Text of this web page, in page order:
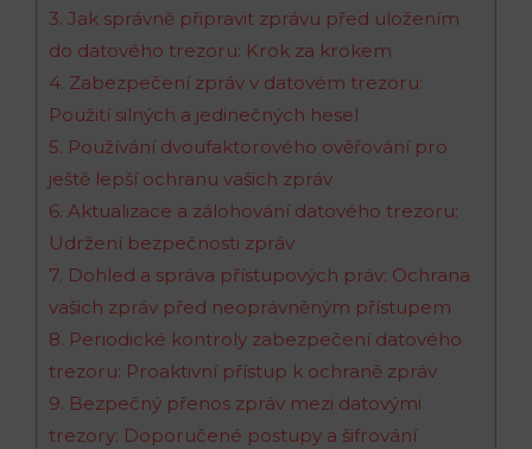
3. Jak správně připravit zprávu před uložením
do datového trezoru: Krok za krokem
4. Zabezpečení zpráv v datovém trezoru:
Použití silných a jedinečných hesel
5. Používání dvoufaktorového ověřování pro
ještě lepší ochranu vašich zpráv
6. Aktualizace a zálohování datového trezoru:
Udržení bezpečnosti zpráv
7. Dohled a správa přístupových práv: Ochrana
vašich zpráv před neoprávněným přístupem
8. Periodické kontroly zabezpečení datového
trezoru: Proaktivní přístup k ochraně zpráv
9. Bezpečný přenos zpráv mezi datovými
trezory: Doporučené postupy a šifrování